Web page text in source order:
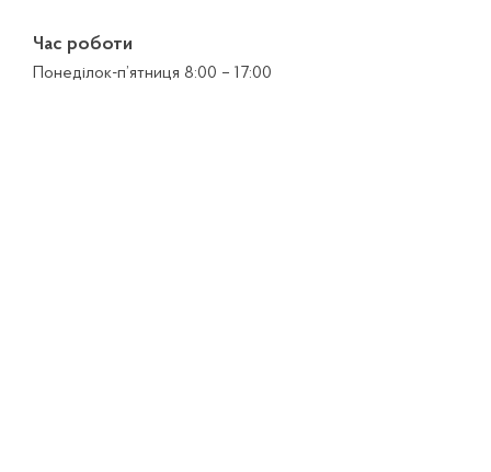
Час роботи
Понеділок-п’ятниця 8:00 – 17:00